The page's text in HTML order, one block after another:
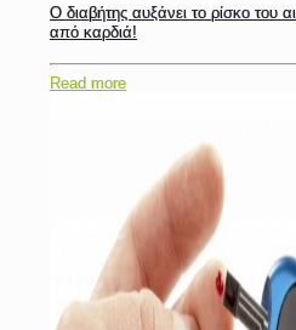
Ο διαβήτης αυξάνει το ρίσκο του
από καρδιά!
Read more